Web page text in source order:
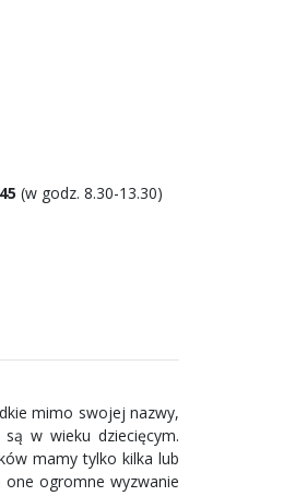
(w godz. 8.30-13.30)
mimo swojej nazwy,
w wieku dziecięcym.
mamy tylko kilka lub
ogromne wyzwanie